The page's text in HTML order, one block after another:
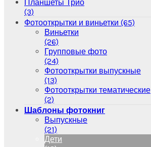
Планшеты Трио
(3)
Фотооткрытки и виньетки (65)
Виньетки
(26)
Групповые фото
(24)
Фотооткрытки выпускные
(13)
Фотооткрытки тематические
(2)
Шаблоны фотокниг
Выпускные
(21)
Дети